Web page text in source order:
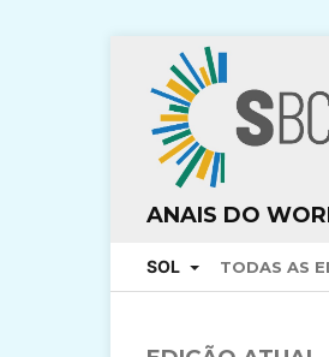
ANAIS DO
SOL TODAS AS